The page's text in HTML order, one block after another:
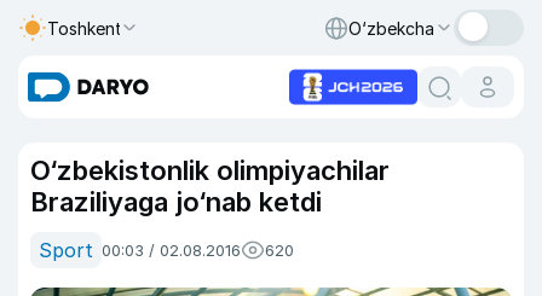
Toshkent O‘zbekcha
O‘zbekistonlik olimpiyachilar
Braziliyaga jo‘nab ketdi
Sport 00:03 / 02.08.2016 620